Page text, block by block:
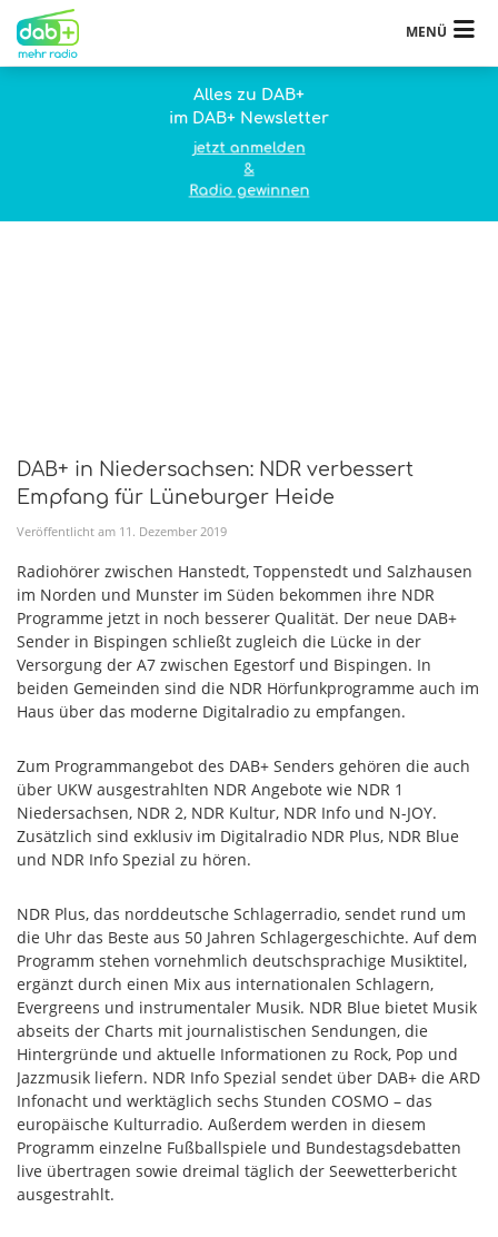
MENÜ
Alles zu DAB+
im DAB+ Newsletter
jetzt anmelden
&
Radio gewinnen
DAB+ in Niedersachsen: NDR verbessert
Empfang für Lüneburger Heide
Veröffentlicht am 11 . Dezember 2019
Radiohörer zwischen Hanstedt, Toppenstedt und Salzhausen
im Norden und Munster im Süden bekommen ihre NDR
Programme jetzt in noch besserer Qualität. Der neue DAB+
Sender in Bispingen schließt zugleich die Lücke in der
Versorgung der A7 zwischen Egestorf und Bispingen. In
beiden Gemeinden sind die NDR Hörfunkprogramme auch im
Haus über das moderne Digitalradio zu empfangen.
Zum Programmangebot des DAB+ Senders gehören die auch
über UKW ausgestrahlten NDR Angebote wie NDR 1
Niedersachsen, NDR 2, NDR Kultur, NDR Info und N-JOY.
Zusätzlich sind exklusiv im Digitalradio NDR Plus, NDR Blue
und NDR Info Spezial zu hören.
NDR Plus, das norddeutsche Schlagerradio, sendet rund um
die Uhr das Beste aus 50 Jahren Schlagergeschichte. Auf dem
Programm stehen vornehmlich deutschsprachige Musiktitel,
ergänzt durch einen Mix aus internationalen Schlagern,
Evergreens und instrumentaler Musik. NDR Blue bietet Musik
abseits der Charts mit journalistischen Sendungen, die
Hintergründe und aktuelle Informationen zu Rock, Pop und
Jazzmusik liefern. NDR Info Spezial sendet über DAB+ die ARD
Infonacht und werktäglich sechs Stunden COSMO – das
europäische Kulturradio. Außerdem werden in diesem
Programm einzelne Fußballspiele und Bundestagsdebatten
live übertragen sowie dreimal täglich der Seewetterbericht
ausgestrahlt.